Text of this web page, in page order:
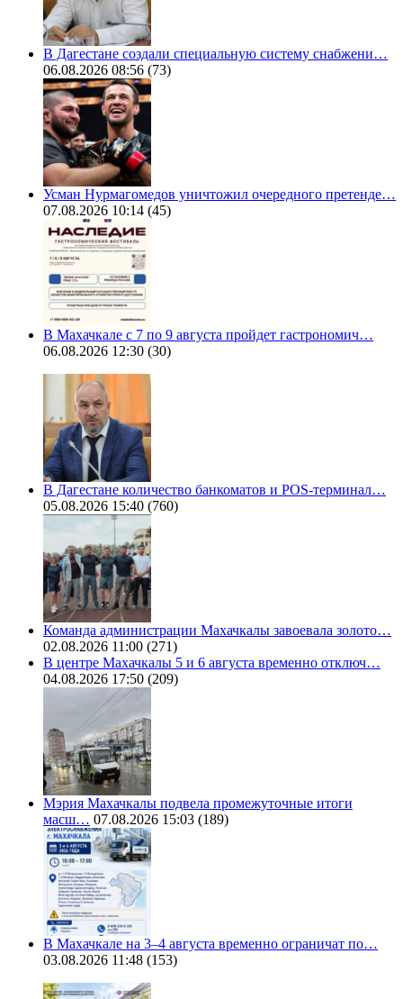
В Дагестане создали специальную систему снабжени…
06.08.2026 08:56 (73)
Усман Нурмагомедов уничтожил очередного претенде…
07.08.2026 10:14 (45)
В Махачкале с 7 по 9 августа пройдет гастрономич…
06.08.2026 12:30 (30)
В Дагестане количество банкоматов и POS-терминал…
05.08.2026 15:40 (760)
Команда администрации Махачкалы завоевала золото…
02.08.2026 11:00 (271)
В центре Махачкалы 5 и 6 августа временно отключ…
04.08.2026 17:50 (209)
Мэрия Махачкалы подвела промежуточные итоги
масш… 07.08.2026 15:03 (189)
В Махачкале на 3–4 августа временно ограничат по…
03.08.2026 11:48 (153)